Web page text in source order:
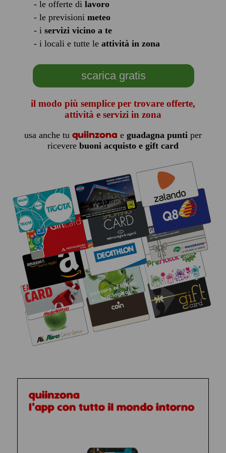
- le offerte di lavoro
- le previsioni meteo
- i servizi vicino a te
- i locali e tutte le attività in zona
scarica gratis
il modo più semplice per trovare offerte,
attività e servizi in zona
usa anche tu quiinzona e guadagna puntiper
ricevere buoni acquisto e gift card